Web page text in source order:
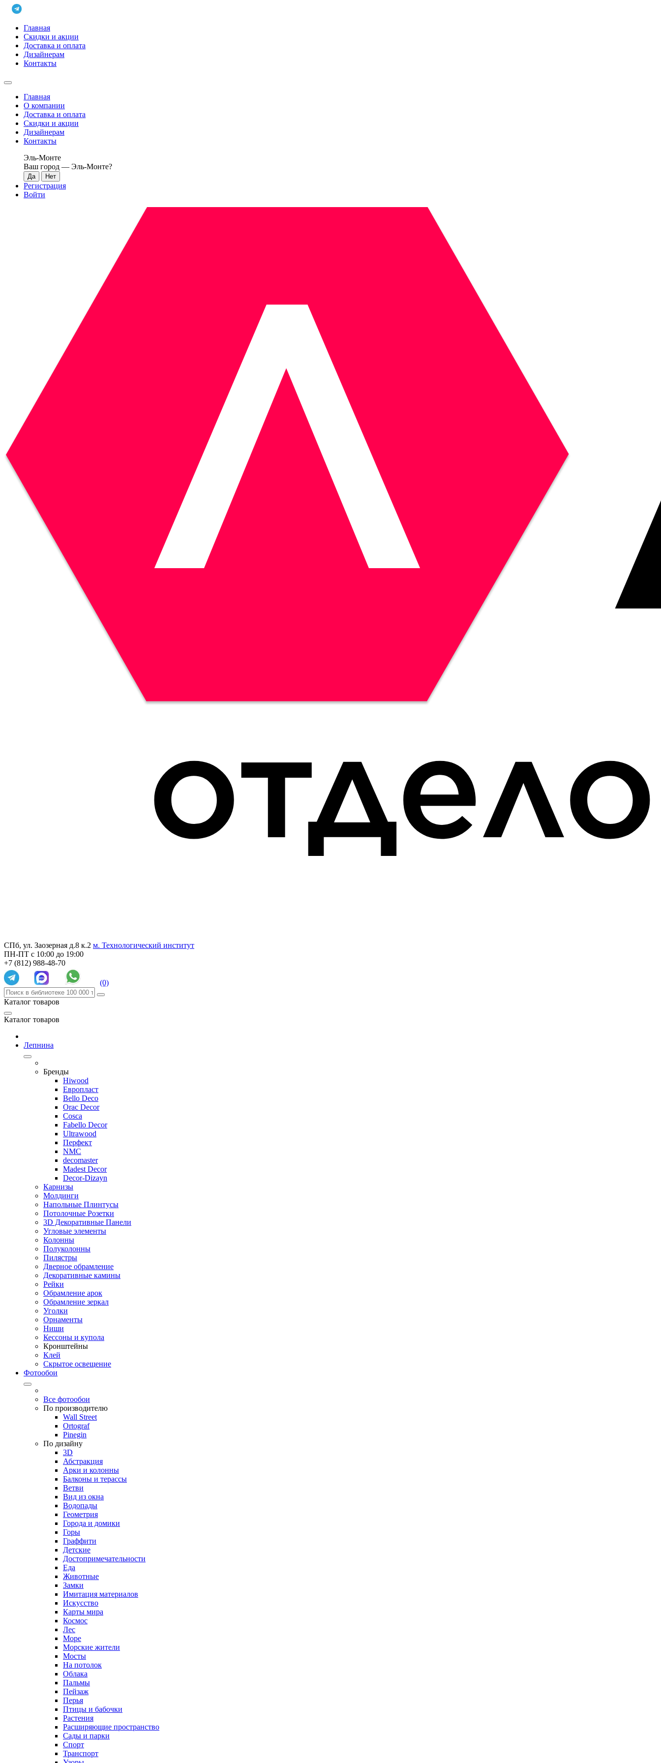
Главная
Скидки и акции
Доставка и оплата
Дизайнерам
Контакты
Главная
О компании
Доставка и оплата
Скидки и акции
Дизайнерам
Контакты
Эль-Монте
Ваш город — Эль-Монте?
Регистрация
Войти
СПб, ул. Заозерная д.8 к.2 м. Технологический институт
ПН-ПТ с 10:00 до 19:00
+7 (812) 988-48-70
(0)
Каталог товаров
Каталог товаров
Лепнина
Бренды
Hiwood
Европласт
Bello Deco
Orac Decor
Cosca
Fabello Decor
Ultrawood
Перфект
NMC
decomaster
Madest Decor
Decor-Dizayn
Карнизы
Молдинги
Напольные Плинтусы
Потолочные Розетки
3D Декоративные Панели
Угловые элементы
Колонны
Полуколонны
Пилястры
Дверное обрамление
Декоративные камины
Рейки
Обрамление арок
Обрамление зеркал
Уголки
Орнаменты
Ниши
Кессоны и купола
Кронштейны
Клей
Скрытое освещение
Фотообои
Все фотообои
По производителю
Wall Street
Ortograf
Pinegin
По дизайну
3D
Абстракция
Арки и колонны
Балконы и терассы
Ветви
Вид из окна
Водопады
Геометрия
Города и домики
Горы
Граффити
Детские
Достопримечательности
Еда
Животные
Замки
Имитация материалов
Искусство
Карты мира
Космос
Лес
Море
Морские жители
Мосты
На потолок
Облака
Пальмы
Пейзаж
Перья
Птицы и бабочки
Растения
Расширяющие пространство
Сады и парки
Спорт
Транспорт